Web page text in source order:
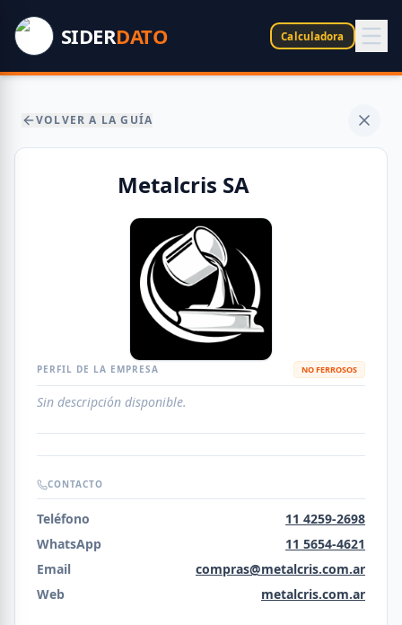
SIDERDATO Calculadora
VOLVER A LA GUÍA
Metalcris SA
PERFIL DE LA EMPRESA NO FERROSOS
Sin descripción disponible.
CONTACTO
Teléfono
11 4259-2698
WhatsApp
11 5654-4621
Email
compras@metalcris.com.ar
Web
metalcris.com.ar